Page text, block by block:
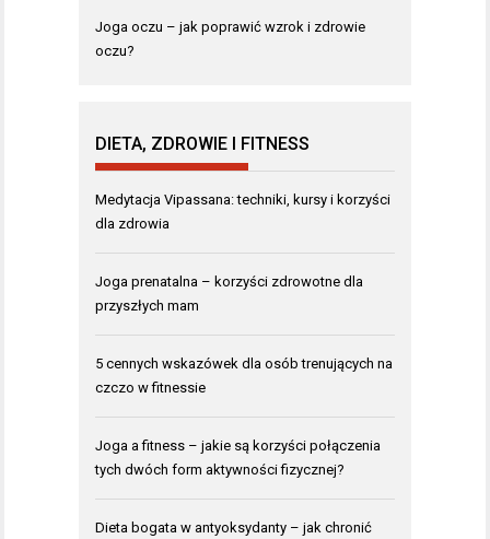
Joga oczu – jak poprawić wzrok i zdrowie
oczu?
DIETA, ZDROWIE I FITNESS
Medytacja Vipassana: techniki, kursy i korzyści
dla zdrowia
Joga prenatalna – korzyści zdrowotne dla
przyszłych mam
5 cennych wskazówek dla osób trenujących na
czczo w fitnessie
Joga a fitness – jakie są korzyści połączenia
tych dwóch form aktywności fizycznej?
Dieta bogata w antyoksydanty – jak chronić